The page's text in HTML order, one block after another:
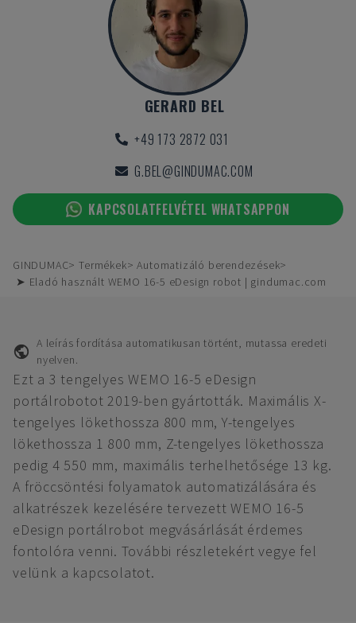
GERARD BEL
+49 173 2872 031
G.BEL@GINDUMAC.COM
KAPCSOLATFELVÉTEL WHATSAPPON
GINDUMAC Termékek
Automatizáló berendezések
➤ Eladó használt WEMO 16-5 eDesign robot | gindumac.com
A leírás fordítása automatikusan történt, mutassa eredeti
nyelven.
Ezt a 3 tengelyes WEMO 16-5 eDesign
portálrobotot 2019-ben gyártották. Maximális X-
tengelyes lökethossza 800 mm, Y-tengelyes
lökethossza 1 800 mm, Z-tengelyes lökethossza
pedig 4 550 mm, maximális terhelhetősége 13 kg.
A fröccsöntési folyamatok automatizálására és
alkatrészek kezelésére tervezett WEMO 16-5
eDesign portálrobot megvásárlását érdemes
fontolóra venni. További részletekért vegye fel
velünk a kapcsolatot.